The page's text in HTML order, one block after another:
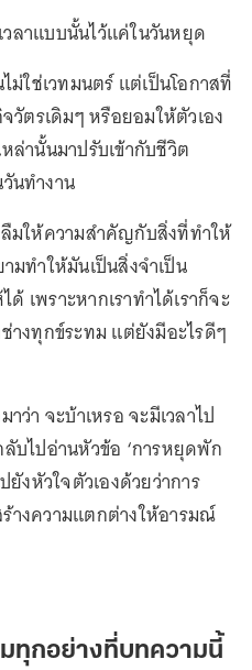
วลาแบบนั้นไว้แค่ในวันหยุด
ม่ใช่เวทมนตร์ แต่เป็นโอกาสที่
วัตรเดิมๆ หรือยอมให้ตัวเอง
ล่านั้นมาปรับเข้ากับชีวิต
นทำงาน
มให้ความสำคัญกับสิ่งที่ทำให้
มทำให้มันเป็นสิ่งจำเป็น
เพราะหากเราทำได้เราก็จะ
างทุกข์ระทม แต่ยังมีอะไรดีๆ
ว่า จะบ้าเหรอ จะมีเวลาไป
บไปอ่านหัวข้อ ‘การหยุดพัก
งหัวใจตัวเองด้วยว่าการ
างความแตกต่างให้อารมณ์
ทุกอย่างที่บทความนี้